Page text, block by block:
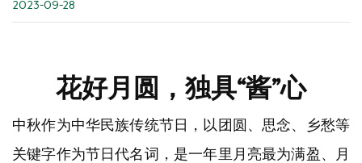
2023-09-28
花好月圆，独具“酱”心
中秋作为中华民族传统节日，以团圆、思念、乡愁等
关键字作为节日代名词，是一年里月亮最为满盈、月